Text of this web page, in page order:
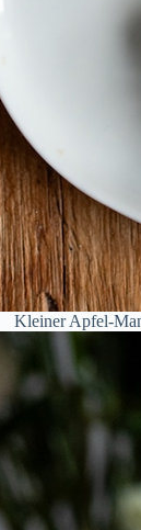
Kleiner Apfel-